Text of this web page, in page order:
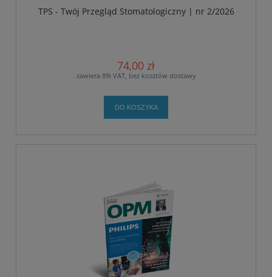
TPS - Twój Przegląd Stomatologiczny | nr 2/2026
74,00 zł
zawiera 8% VAT, bez kosztów dostawy
DO KOSZYKA